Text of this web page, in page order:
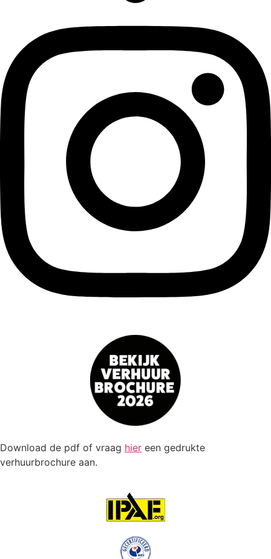
Download de pdf of vraag hier een gedrukte
verhuurbrochure aan.